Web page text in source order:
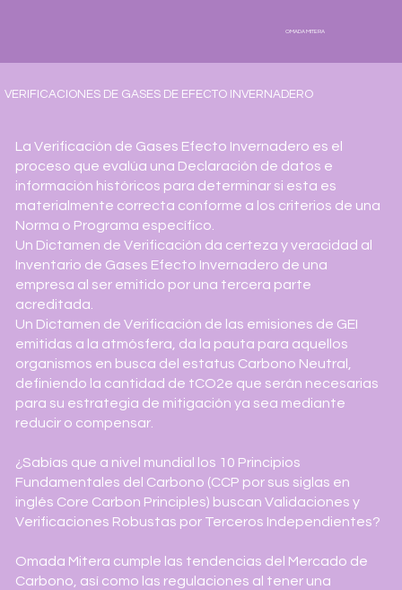
OMADA MITERA
VERIFICACIONES DE GASES DE EFECTO INVERNADERO
La Verificación de Gases Efecto Invernadero es el
proceso que evalúa una Declaración de datos e
información históricos para determinar si esta es
materialmente correcta conforme a los criterios de una
Norma o Programa específico.
Un Dictamen de Verificación da certeza y veracidad al
Inventario de Gases Efecto Invernadero de una
empresa al ser emitido por una tercera parte
acreditada.
Un Dictamen de Verificación de las emisiones de GEI
emitidas a la atmósfera, da la pauta para aquellos
organismos en busca del estatus Carbono Neutral,
definiendo la cantidad de tCO2e que serán necesarias
para su estrategia de mitigación ya sea mediante
reducir o compensar.
¿Sabías que a nivel mundial los 10 Principios
Fundamentales del Carbono (CCP por sus siglas en
inglés Core Carbon Principles) buscan Validaciones y
Verificaciones Robustas por Terceros Independientes?
Omada Mitera cumple las tendencias del Mercado de
Carbono, así como las regulaciones al tener una